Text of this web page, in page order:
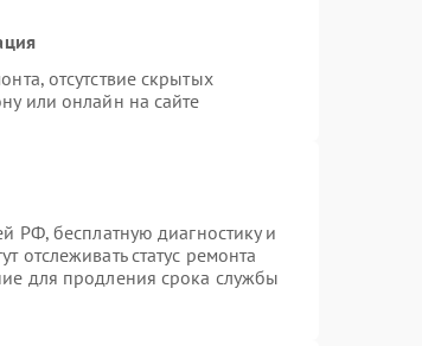
отсутствие скрытых
или онлайн на сайте
РФ, бесплатную диагностику и
отслеживать статус ремонта
для продления срока службы